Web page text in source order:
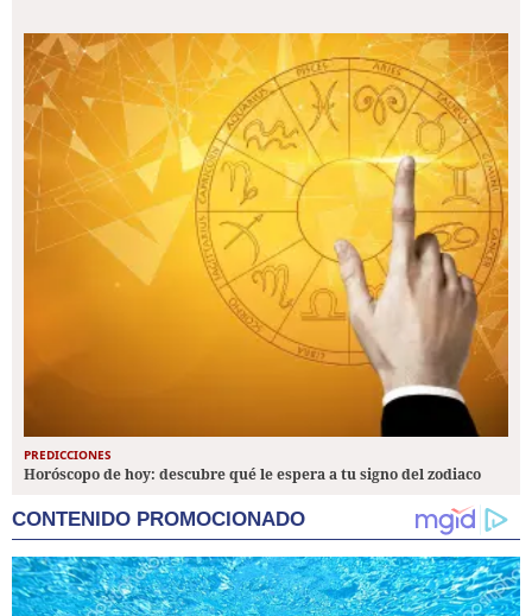
PREDICCIONES
Horóscopo de hoy: descubre qué le espera a tu signo del zodiaco
CONTENIDO PROMOCIONADO